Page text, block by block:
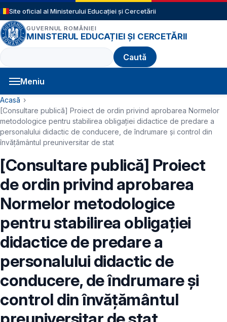
Sari la conținutul principal
Site oficial al Ministerului Educației și Cercetării
GUVERNUL ROMÂNIEI
MINISTERUL EDUCAȚIEI ȘI CERCETĂRII
Caută
Meniu
Navigație principală
Cale de navigare
Acasă
[Consultare publică] Proiect de ordin privind aprobarea Normelor
metodologice pentru stabilirea obligaţiei didactice de predare a
personalului didactic de conducere, de îndrumare și control din
învățământul preuniversitar de stat
[Consultare publică] Proiect
de ordin privind aprobarea
Normelor metodologice
pentru stabilirea obligaţiei
didactice de predare a
personalului didactic de
conducere, de îndrumare și
control din învățământul